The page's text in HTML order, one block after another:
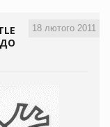
18 лютого 2011